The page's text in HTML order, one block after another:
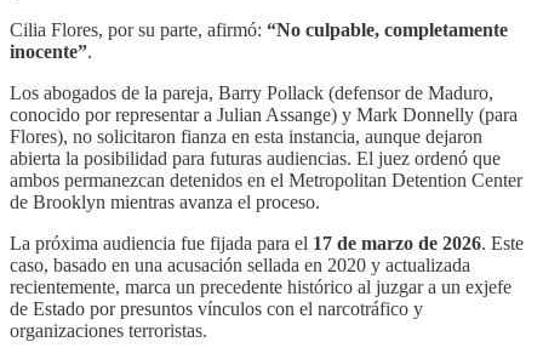
Cilia Flores, por su parte, afirmó: “No culpable, completamente
inocente”.
Los abogados de la pareja, Barry Pollack (defensor de Maduro,
conocido por representar a Julian Assange) y Mark Donnelly (para
Flores), no solicitaron fianza en esta instancia, aunque dejaron
abierta la posibilidad para futuras audiencias. El juez ordenó que
ambos permanezcan detenidos en el Metropolitan Detention Center
de Brooklyn mientras avanza el proceso.
La próxima audiencia fue fijada para el 17 de marzo de 2026. Este
caso, basado en una acusación sellada en 2020 y actualizada
recientemente, marca un precedente histórico al juzgar a un exjefe
de Estado por presuntos vínculos con el narcotráfico y
organizaciones terroristas.